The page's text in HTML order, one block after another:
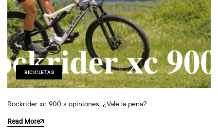
BICICLETAS
Rockrider xc 900 s opiniones: ¿Vale la pena?
Read More